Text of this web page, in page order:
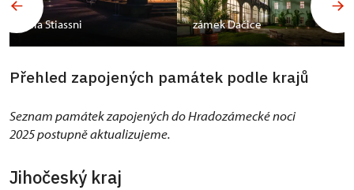
vila Stiassni zámek Dačice
Přehled zapojených památek podle krajů
Seznam památek zapojených do Hradozámecké noci
2025 postupně aktualizujeme.
Jihočeský kraj